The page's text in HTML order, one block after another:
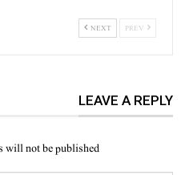
NEXT
LEAVE A REPLY
will not be published.